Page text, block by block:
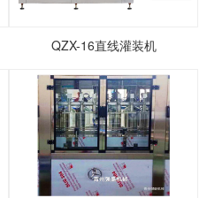
QZX-16直线灌装机